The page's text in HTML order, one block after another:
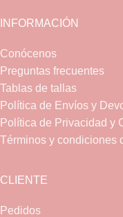
INFORMACIÓN
Conócenos
Preguntas frecuentes
Tablas de tallas
Política de Envíos y
Política de Privacidad y
Términos y condiciones
CLIENTE
Pedidos